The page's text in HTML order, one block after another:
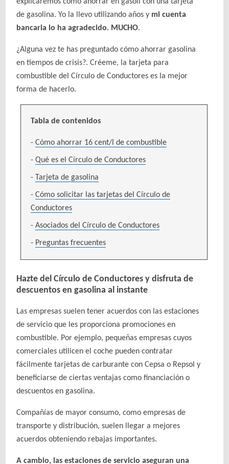
explicaremos como ahorrar en gasoil con una tarjeta
de gasolina. Yo la llevo utilizando años y mi cuenta
bancaria lo ha agradecido. MUCHO.
¿Alguna vez te has preguntado cómo ahorrar gasolina
en tiempos de crisis?. Créeme, la tarjeta para
combustible del Círculo de Conductores es la mejor
forma de hacerlo.
Tabla de contenidos
Cómo ahorrar 16 cent/l de combustible
Qué es el Círculo de Conductores
Tarjeta de gasolina
Cómo solicitar las tarjetas del Círculo de
Conductores
Asociados del Círculo de Conductores
Preguntas frecuentes
Hazte del Círculo de Conductores y disfruta de
descuentos en gasolina al instante
Las empresas suelen tener acuerdos con las estaciones
de servicio que les proporciona promociones en
combustible. Por ejemplo, pequeñas empresas cuyos
comerciales utilicen el coche pueden contratar
fácilmente tarjetas de carburante con Cepsa o Repsol y
beneficiarse de ciertas ventajas como financiación o
descuentos en gasolina.
Compañías de mayor consumo, como empresas de
transporte y distribución, suelen llegar a mejores
acuerdos obteniendo rebajas importantes.
A cambio, las estaciones de servicio aseguran una